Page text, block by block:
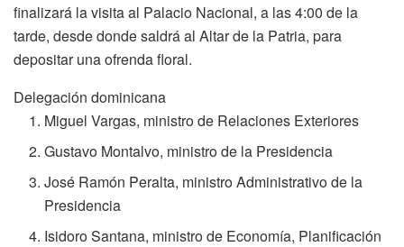
finalizará la visita al Palacio Nacional, a las 4:00 de la
tarde, desde donde saldrá al Altar de la Patria, para
depositar una ofrenda floral.
Delegación dominicana
Miguel Vargas, ministro de Relaciones Exteriores
Gustavo Montalvo, ministro de la Presidencia
José Ramón Peralta, ministro Administrativo de la
Presidencia
Isidoro Santana, ministro de Economía, Planificación